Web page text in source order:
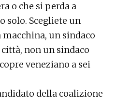
o che si perda a
solo. Scegliete un
macchina, un sindaco
non un sindaco
veneziano a sei
della coalizione